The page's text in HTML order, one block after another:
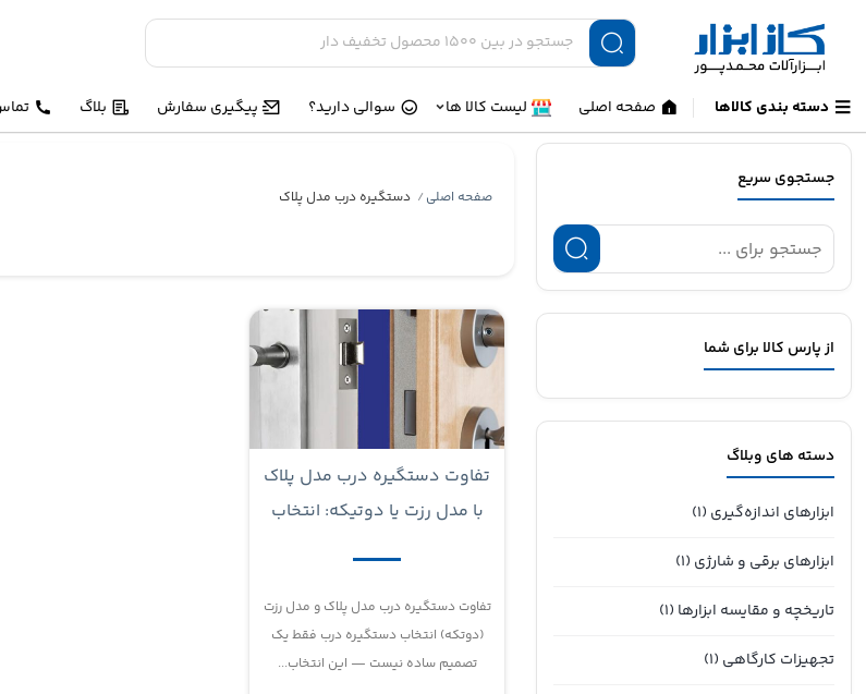
دسته بندی کالاها صفحه اصلی لیست کالا ها سوالی دارید؟ پیگیری سفارش بلاگ
جستجوی سریع
از پارس کالا برای شما
دسته های وبلاگ
ابزارهای اندازه‌گیری (1)
ابزارهای برقی و شارژی (1)
تاریخچه و مقایسه ابزارها (1)
تجهیزات کارگاهی (1)
صفحه اصلی / دستگیره درب مدل پلاک
تفاوت دستگیره درب مدل پلاک
با مدل رزت یا دوتیکه: انتخاب
تفاوت دستگیره درب مدل پلاک و مدل رزت
(دوتکه) انتخاب دستگیره درب فقط یک
تصمیم ساده نیست — این انتخاب...